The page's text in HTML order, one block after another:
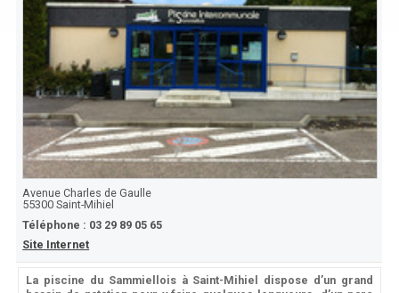
Avenue Charles de Gaulle
55300Saint-Mihiel
Téléphone : 03 29 89 05 65
Site Internet
La piscine du Sammiellois à Saint-Mihiel dispose d’un grand